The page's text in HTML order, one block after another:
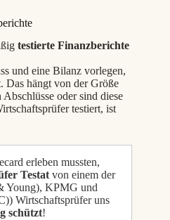
testierte Finanzberichte
und eine Bilanz vorlegen,
Das hängt von der Größe
oder sind diese
testiert, ist
erleben mussten,
Testat von einem der
Young), KPMG und
)) Wirtschaftsprüfer uns
schützt!